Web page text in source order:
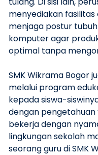
menyediakan
menjaga postur
komputer agar
optimal tanpa
SMK Wikrama Bogor
melalui program
kepada siswa-
dengan
bekerja dengan
lingkungan sekolah
seorang guru di SMK